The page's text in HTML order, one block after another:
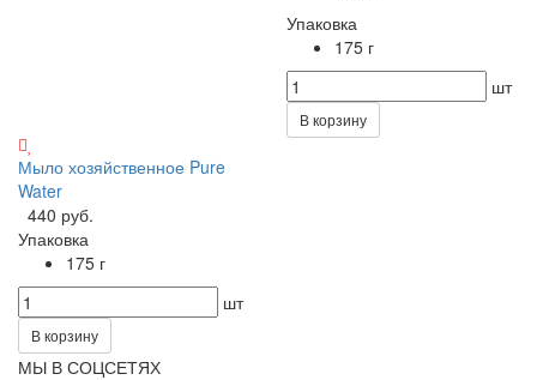
Упаковка
175 г
шт
В корзину
Мыло хозяйственное Pure
Water
440 руб.
Упаковка
175 г
шт
В корзину
МЫ В СОЦСЕТЯХ